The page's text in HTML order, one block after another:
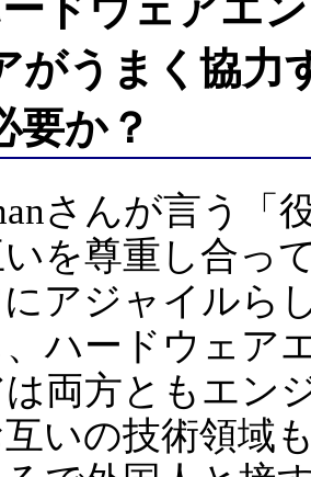
がうまく協力
要か？
さんが言う「
を尊重し合っ
アジャイルら
、ハードウェア
両方ともエン
互いの技術領域